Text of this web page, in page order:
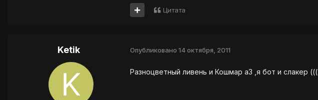
Цитата
Ketik Опубликовано 14 октября, 2011
Разноцветный ливень и Кошмар а3 ,я бот и слакер (((